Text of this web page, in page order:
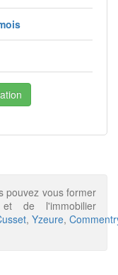
pouvez vous former
de l'immobilier
, Yzeure,